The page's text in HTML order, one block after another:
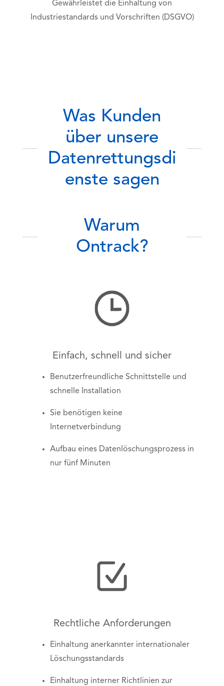
Gewährleistet die Einhaltung von
Industriestandards und Vorschriften (DSGVO)
Was Kunden
über unsere
Datenrettungsdi
enste sagen
Warum
Ontrack?
Einfach, schnell und sicher
Benutzerfreundliche Schnittstelle und
schnelle Installation
Sie benötigen keine
Internetverbindung
Aufbau eines Datenlöschungsprozess in
nur fünf Minuten
Rechtliche Anforderungen
Einhaltung anerkannter internationaler
Löschungsstandards
Einhaltung interner Richtlinien zur